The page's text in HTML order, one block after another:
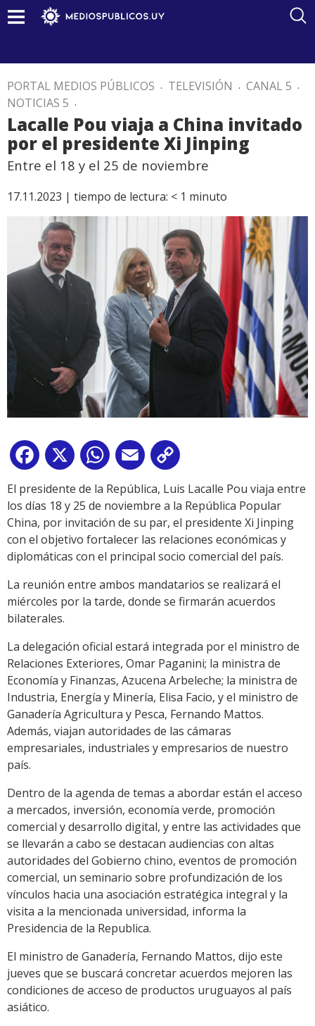
PORTAL MEDIOS PÚBLICOS . TELEVISIÓN . CANAL 5 .
NOTICIAS 5 .
Lacalle Pou viaja a China invitado
por el presidente Xi Jinping
Entre el 18 y el 25 de noviembre
17.11.2023 | tiempo de lectura: < 1 minuto
Facebook
X WhatsApp
Email
Link
El presidente de la República, Luis Lacalle Pou viaja entre
los días 18 y 25 de noviembre a la República Popular
China, por invitación de su par, el presidente Xi Jinping
con el objetivo fortalecer las relaciones económicas y
diplomáticas con el principal socio comercial del país.
La reunión entre ambos mandatarios se realizará el
miércoles por la tarde, donde se firmarán acuerdos
bilaterales.
La delegación oficial estará integrada por el ministro de
Relaciones Exteriores, Omar Paganini; la ministra de
Economía y Finanzas, Azucena Arbeleche; la ministra de
Industria, Energía y Minería, Elisa Facio, y el ministro de
Ganadería Agricultura y Pesca, Fernando Mattos.
Además, viajan autoridades de las cámaras
empresariales, industriales y empresarios de nuestro
país.
Dentro de la agenda de temas a abordar están el acceso
a mercados, inversión, economía verde, promoción
comercial y desarrollo digital, y entre las actividades que
se llevarán a cabo se destacan audiencias con altas
autoridades del Gobierno chino, eventos de promoción
comercial, un seminario sobre profundización de los
vínculos hacia una asociación estratégica integral y la
visita a la mencionada universidad, informa la
Presidencia de la Republica.
El ministro de Ganadería, Fernando Mattos, dijo este
jueves que se buscará concretar acuerdos mejoren las
condiciones de acceso de productos uruguayos al país
asiático.